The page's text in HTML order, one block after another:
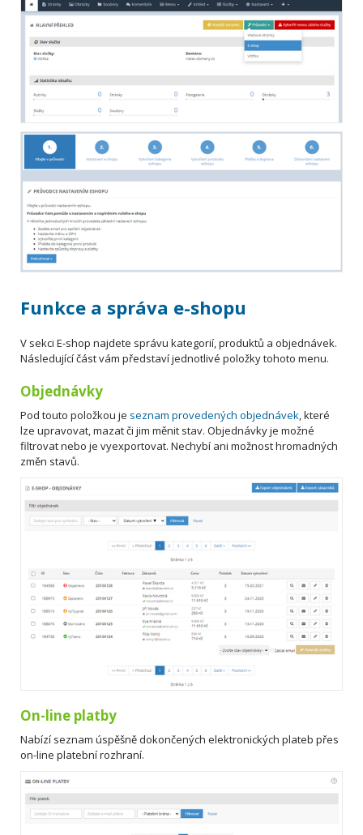
Funkce a správa e-shopu
V sekci E-shop najdete správu kategorií, produktů a objednávek.
Následující část vám představí jednotlivé položky tohoto menu.
Objednávky
Pod touto položkou je seznam provedených objednávek, které
lze upravovat, mazat či jim měnit stav. Objednávky je možné
filtrovat nebo je vyexportovat. Nechybí ani možnost hromadných
změn stavů.
On-line platby
Nabízí seznam úspěšně dokončených elektronických plateb přes
on-line platební rozhraní.